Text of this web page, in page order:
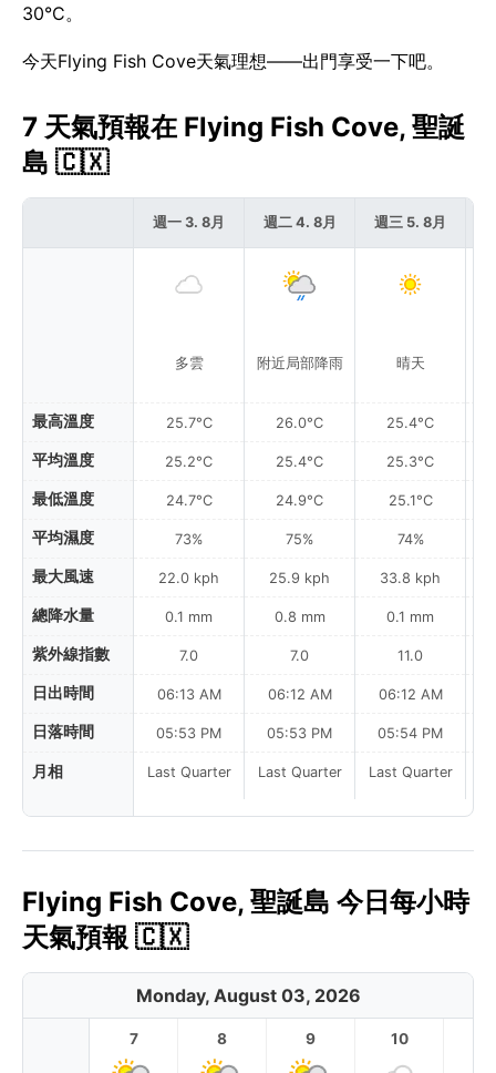
30°C。
今天Flying Fish Cove天氣理想——出門享受一下吧。
7 天氣預報在 Flying Fish Cove, 聖誕
島 🇨🇽
最高溫度
平均溫度
最低溫度
平均濕度
最大風速
總降水量
紫外線指數
日出時間
日落時間
月相
週一 3. 8月
多雲
25.7°C
25.2°C
24.7°C
73%
22.0 kph
0.1 mm
7.0
06:13 AM
05:53 PM
Last Quarter
週二 4. 8月
附近局部降雨
26.0°C
25.4°C
24.9°C
75%
25.9 kph
0.8 mm
7.0
06:12 AM
05:53 PM
Last Quarter
週三 5. 8月
晴天
25.4°C
25.3°C
25.1°C
74%
33.8 kph
0.1 mm
11.0
06:12 AM
05:54 PM
Last Quarter
Flying Fish Cove, 聖誕島 今日每小時
天氣預報 🇨🇽
Monday, August 03, 2026
7 8 9 10